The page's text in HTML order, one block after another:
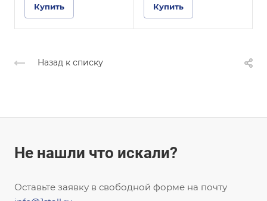
Купить Купить
Назад к списку
Не нашли что искали?
Оставьте заявку в свободной форме на почту